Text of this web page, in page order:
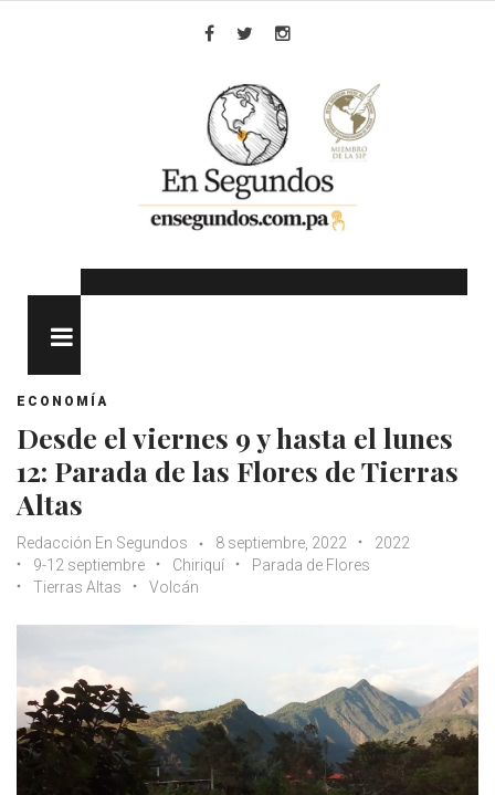
ECONOMÍA
Desde el viernes 9 y hasta el lunes
12: Parada de las Flores de Tierras
Altas
Redacción En Segundos 8 septiembre, 2022
2022
9-12 septiembre
Chiriquí
Parada de Flores
Tierras Altas
Volcán